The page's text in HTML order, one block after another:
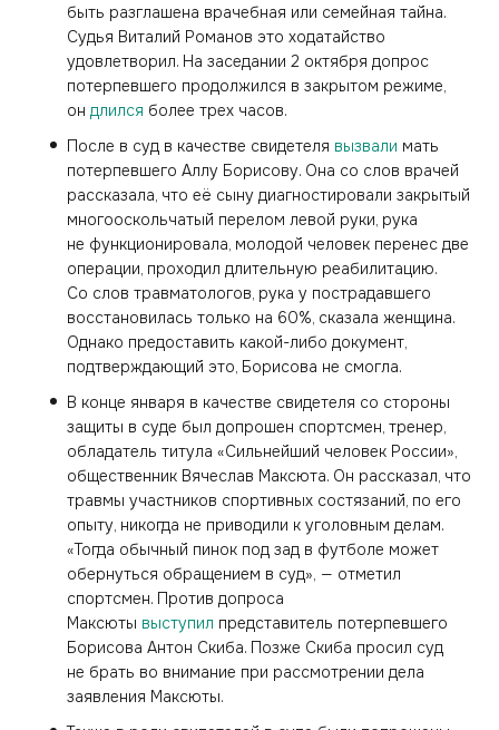
быть разглашена врачебная или семейная тайна.
Судья Виталий Романов это ходатайство
удовлетворил. На заседании 2 октября допрос
потерпевшего продолжился в закрытом режиме,
он длился более трех часов.
После в суд в качестве свидетеля вызвали мать
потерпевшего Аллу Борисову. Она со слов врачей
рассказала, что её сыну диагностировали закрытый
многооскольчатый перелом левой руки, рука
не функционировала, молодой человек перенес две
операции, проходил длительную реабилитацию.
Со слов травматологов, рука у пострадавшего
восстановилась только на 60%, сказала женщина.
Однако предоставить какой-либо документ,
подтверждающий это, Борисова не смогла.
В конце января в качестве свидетеля со стороны
защиты в суде был допрошен спортсмен, тренер,
обладатель титула «Сильнейший человек России»,
общественник Вячеслав Максюта. Он рассказал, что
травмы участников спортивных состязаний, по его
опыту, никогда не приводили к уголовным делам.
«Тогда обычный пинок под зад в футболе может
обернуться обращением в суд», — отметил
спортсмен. Против допроса
Максюты выступил представитель потерпевшего
Борисова Антон Скиба. Позже Скиба просил суд
не брать во внимание при рассмотрении дела
заявления Максюты.